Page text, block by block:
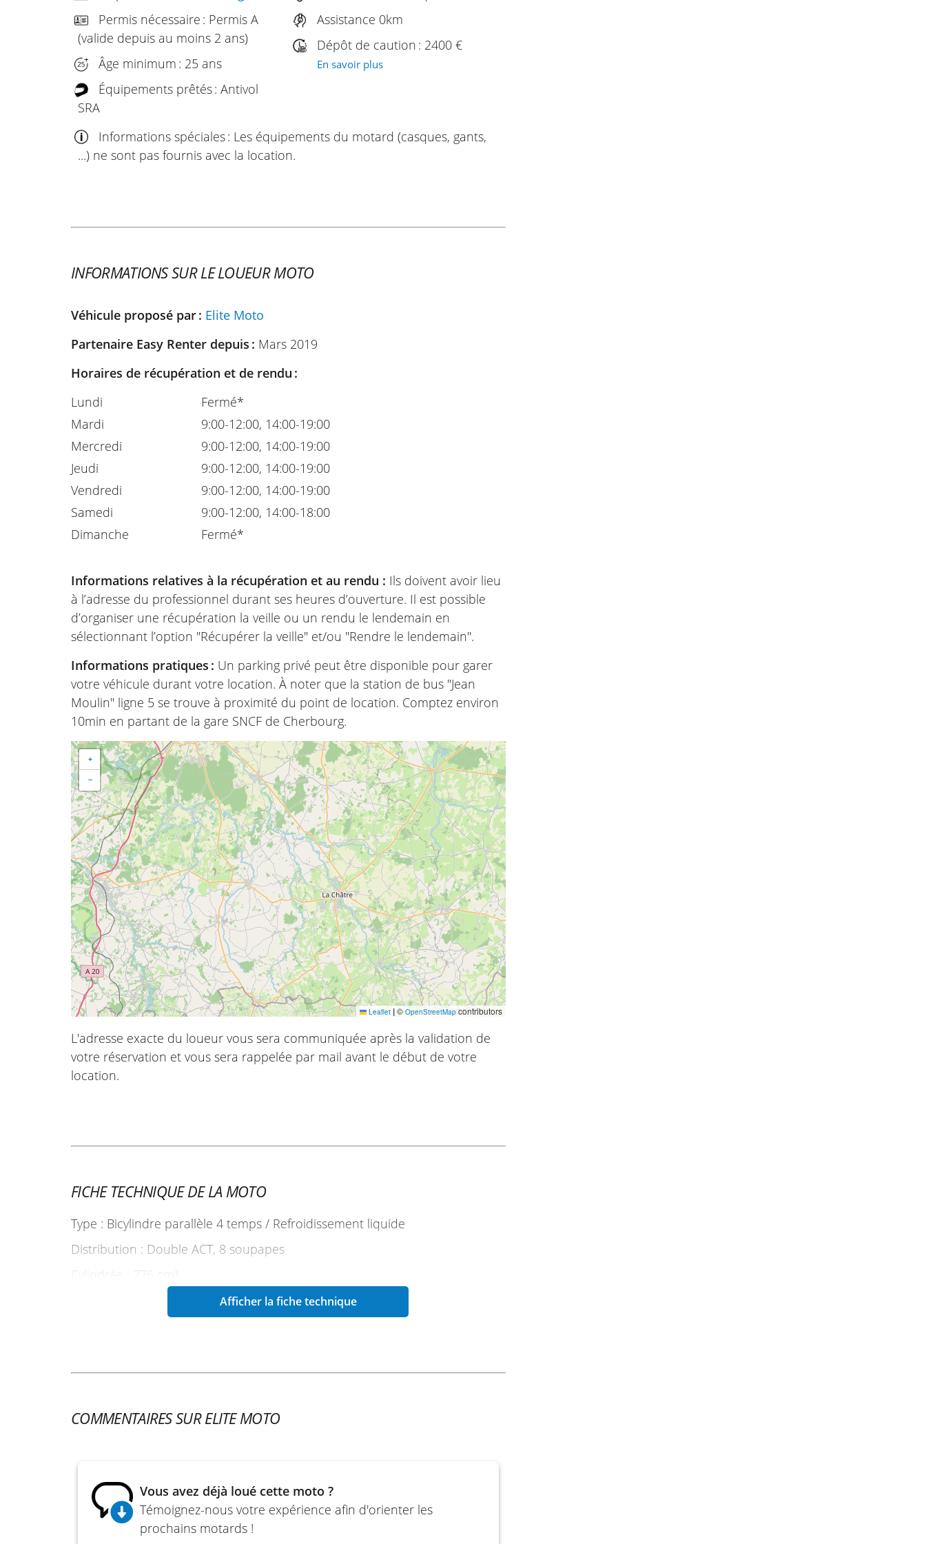
Permis nécessaire : Permis A
(valide depuis au moins 2 ans)
Âge minimum : 25 ans
Équipements prêtés : Antivol
SRA
Assistance 0km
Dépôt de caution : 2400 €
En savoir plus
Informations spéciales : Les équipements du motard (casques, gants,
...) ne sont pas fournis avec la location.
INFORMATIONS SUR LE LOUEUR MOTO
Véhicule proposé par : Elite Moto
Partenaire Easy Renter depuis : Mars 2019
Horaires de récupération et de rendu :
Lundi
Mardi
Mercredi
Jeudi
Vendredi
Samedi
Dimanche
Fermé*
9:00-12:00, 14:00-19:00
9:00-12:00, 14:00-19:00
9:00-12:00, 14:00-19:00
9:00-12:00, 14:00-19:00
9:00-12:00, 14:00-18:00
Fermé*
Informations relatives à la récupération et au rendu : Ils doivent avoir lieu
à l’adresse du professionnel durant ses heures d’ouverture. Il est possible
d’organiser une récupération la veille ou un rendu le lendemain en
sélectionnant l’option "Récupérer la veille" et/ou "Rendre le lendemain".
Informations pratiques : Un parking privé peut être disponible pour garer
votre véhicule durant votre location. À noter que la station de bus "Jean
Moulin" ligne 5 se trouve à proximité du point de location. Comptez environ
10min en partant de la gare SNCF de Cherbourg.
+
−
Leaflet |© OpenStreetMapcontributors
L'adresse exacte du loueur vous sera communiquée après la validation de
votre réservation et vous sera rappelée par mail avant le début de votre
location.
FICHE TECHNIQUE DE LA MOTO
Type : Bicylindre parallèle 4 temps / Refroidissement liquide
Distribution : Double ACT, 8 soupapes
Cylindrée : 776 cm³
Alésage x Course : 84 x 70 mm
Couple annoncé : 78 Nm à 6 800 tr/min
Démarreur : Électrique
Émissions CO₂ : 99 g/km
Boîte : 6 rapports
Embrayage : Multidisque
Afficher la fiche technique
COMMENTAIRES SUR ELITE MOTO
Vous avez déjà loué cette moto ?
Témoignez-nous votre expérience afin d'orienter les
prochains motards !